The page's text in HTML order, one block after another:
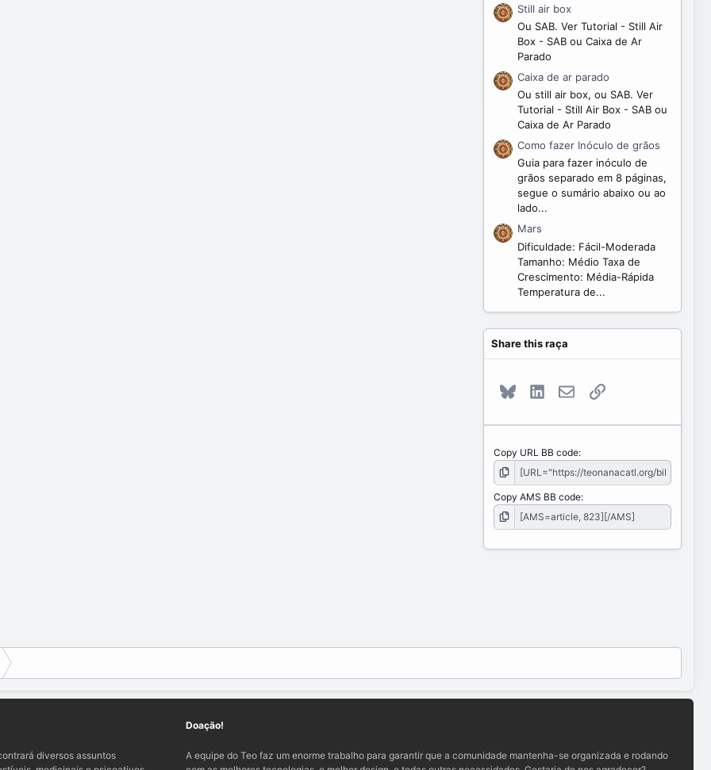
Still air box
Ou SAB. Ver Tutorial - Still Air
Box - SAB ou Caixa de Ar
Parado
Caixa de ar parado
Ou still air box, ou SAB. Ver
Tutorial - Still Air Box - SAB ou
Caixa de Ar Parado
Como fazer Inóculo de grãos
Guia para fazer inóculo de
grãos separado em 8 páginas,
segue o sumário abaixo ou ao
lado...
Mars
Dificuldade: Fácil-Moderada
Tamanho: Médio Taxa de
Crescimento: Média-Rápida
Temperatura de...
Share this raça
Bluesky LinkedInE-mailLink
Copy URL BB code
Copy AMS BB code
diversos assuntos
Doação!
A equipe do Teo faz um enorme trabalho para garantir que a comunidade mantenha-se organizada e rodando